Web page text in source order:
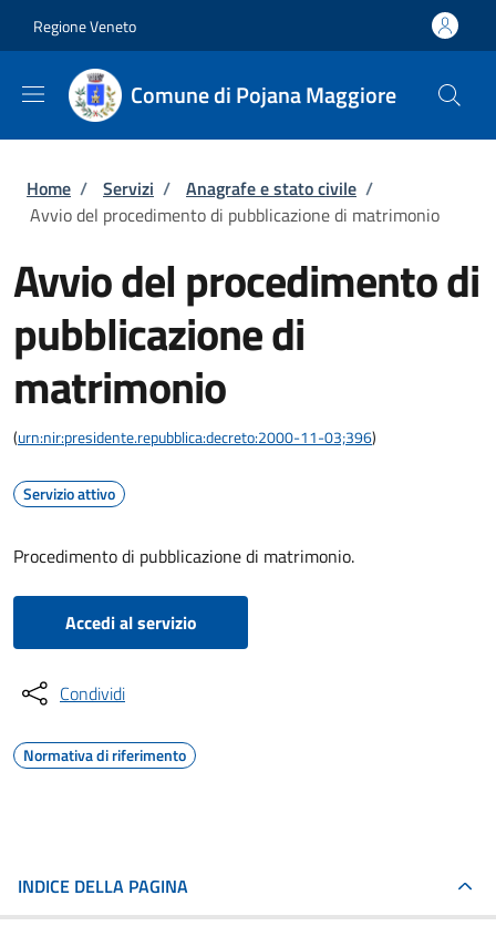
Regione Veneto
Comune di Pojana Maggiore
Briciole di pane
Home / Servizi / Anagrafe e stato civile /
Avvio del procedimento di pubblicazione di matrimonio
Avvio del procedimento di
pubblicazione di
matrimonio
(urn:nir:presidente.repubblica:decreto:2000-11-03;396)
Servizio attivo
Procedimento di pubblicazione di matrimonio.
Accedi al servizio
Condividi
Normativa di riferimento
INDICE DELLA PAGINA